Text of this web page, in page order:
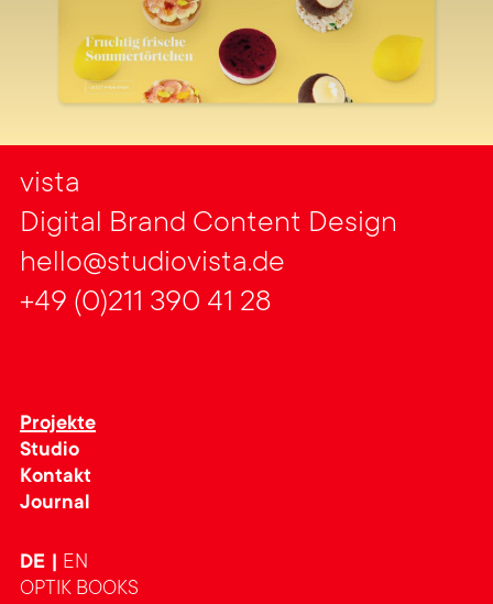
vista
Digital Brand Content Design
hello@studiovista.de
+49 (0)211 390 41 28
Projekte
Studio
Kontakt
Journal
DE
EN
OPTIK BOOKS